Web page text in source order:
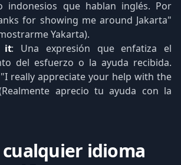
indonesios que hablan inglés. Por
for showing me around Jakarta"
Yakarta).
it: Una expresión que enfatiza el
del esfuerzo o la ayuda recibida.
really appreciate your help with the
aprecio tu ayuda con la
idioma